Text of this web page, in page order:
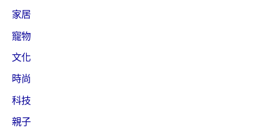
家居
寵物
文化
時尚
科技
親子